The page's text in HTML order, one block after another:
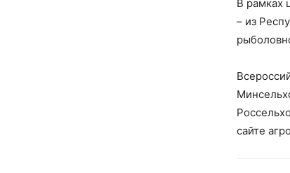
В рамках
– из
сайте